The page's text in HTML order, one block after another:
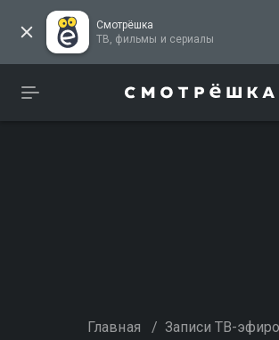
Смотрёшка
ТВ, фильмы и сериалы
Главная / Записи ТВ-